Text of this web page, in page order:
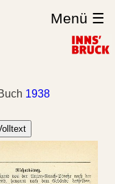
Menü ☰
1938